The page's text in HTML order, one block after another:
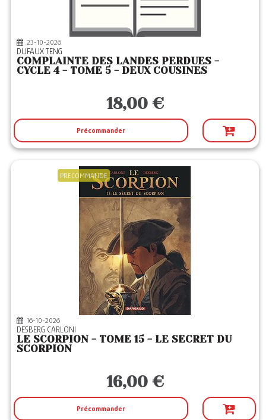
23-10-2026
DUFAUX TENG
COMPLAINTE DES LANDES PERDUES -
CYCLE 4 - TOME 5 - DEUX COUSINES
18,00 €
Précommander
PRECOMMANDE
16-10-2026
DESBERG CARLONI
LE SCORPION - TOME 15 - LE SECRET DU
SCORPION
16,00 €
Précommander